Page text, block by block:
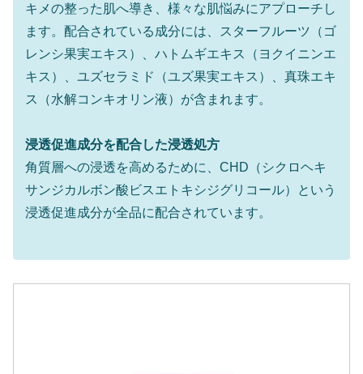
キメの整った肌へ導き、様々な肌悩みにアプローチし
ます。配合されている成分には、スターフルーツ（ゴ
レンシ果実エキス）、ハトムギエキス（ヨクイニンエ
キス）、ユズセラミド（ユズ果実エキス）、真珠エキ
ス（水解コンキオリン液）が含まれます。
浸透促進成分を配合した浸透処方
角質層への浸透を高めるために、CHD（シクロヘキ
サンジカルボン酸ビスエトキシジグリコール）という
浸透促進成分が全品に配合されています。